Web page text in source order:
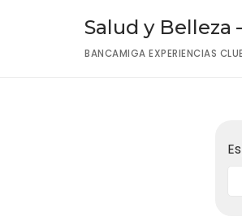
Salud y Belleza
BANCAMIGA EXPERIENCIAS